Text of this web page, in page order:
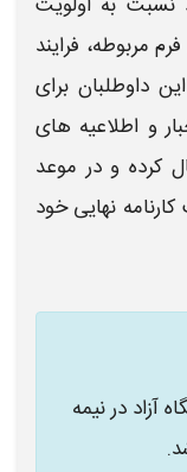
مربوطه، فرایند
داوطلبان برای
و اطلاعیه های
کرده و در موعد
نهاییخود
ارشد ۱۴۰۵ دانشگاه آزاد در نیمه